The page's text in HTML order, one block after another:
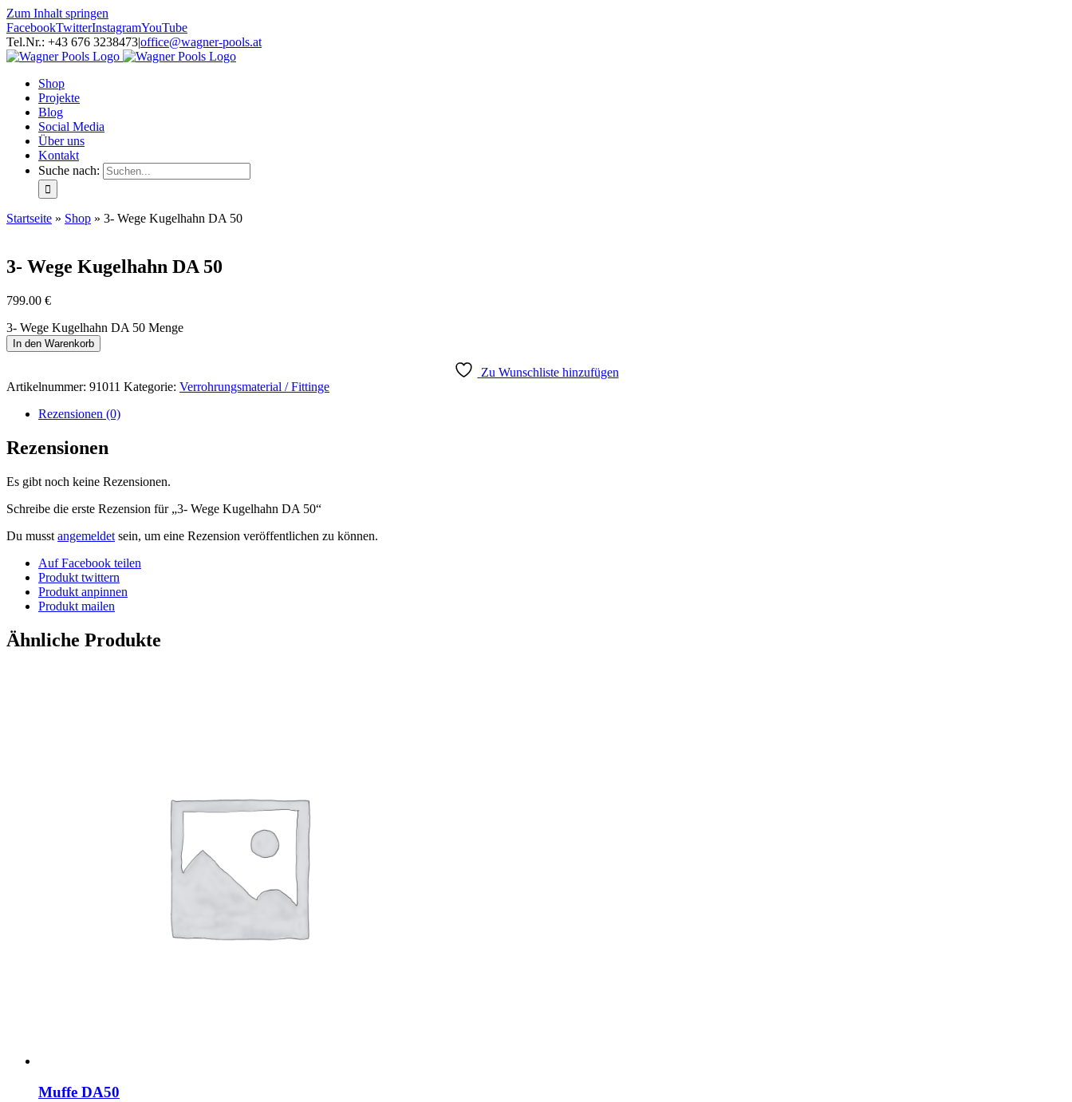
Zum Inhalt springen
FacebookTwitterInstagramYouTube
Tel.Nr.: +43 676 3238473|office@wagner-pools.at
Shop
Projekte
Blog
Social Media
Über uns
Kontakt
Suche nach:
Startseite » Shop » 3- Wege Kugelhahn DA 50
3- Wege Kugelhahn DA 50
799.00 €
3- Wege Kugelhahn DA 50 Menge
In den Warenkorb
Zu Wunschliste hinzufügen
Artikelnummer: 91011 Kategorie: Verrohrungsmaterial / Fittinge
Rezensionen (0)
Rezensionen
Es gibt noch keine Rezensionen.
Schreibe die erste Rezension für „3- Wege Kugelhahn DA 50“
Du musst angemeldet sein, um eine Rezension veröffentlichen zu können.
Auf Facebook teilen
Produkt twittern
Produkt anpinnen
Produkt mailen
Ähnliche Produkte
Muffe DA50